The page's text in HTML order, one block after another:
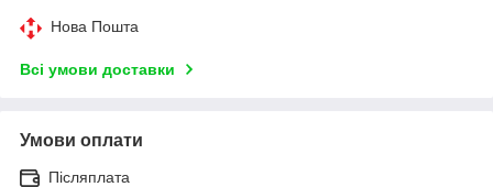
Нова Пошта
Всі умови доставки
Умови оплати
Післяплата